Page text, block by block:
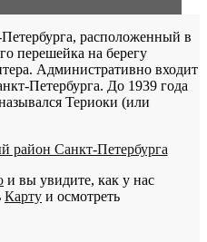
расположенный в
перешейка на берегу
Административно входит
Петербурга. До 1939 года
Териоки (или
и вы увидите, как у нас
Карту и осмотреть